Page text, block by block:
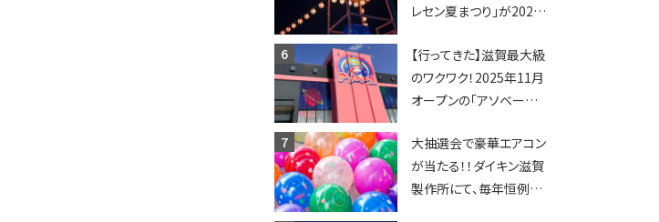
レセン夏まつり」が2026
【行ってきた】滋賀最大級
のワクワク！2025年11月
オープンの「アソベース
レーンゲームで青果や日
用品までゲットできる新
スポット！
大抽選会で豪華エアコン
が当たる！！ダイキン滋賀
製作所にて、毎年恒例